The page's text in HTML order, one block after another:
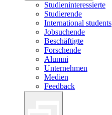
Studieninteressierte
Studierende
International students
Jobsuchende
Beschäftigte
Forschende
Alumni
Unternehmen
Medien
Feedback